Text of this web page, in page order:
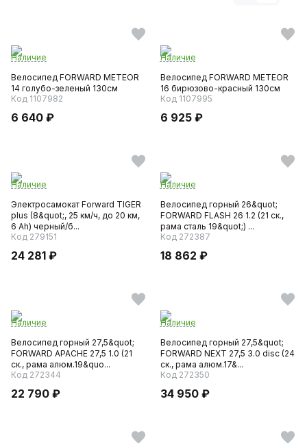
Наличие
Велосипед FORWARD METEOR
14 голубо-зеленый 130см
Код 1107982
6 640 ₽
Наличие
Велосипед FORWARD METEOR
16 бирюзово-красный 130см
Код 1107995
6 925 ₽
Наличие
Электросамокат Forward TIGER
plus (8&quot;, 25 км/ч, до 20 км,
6 Ah) черный/б...
Код 279151
24 281 ₽
Наличие
Велосипед горный 26&quot;
FORWARD FLASH 26 1.2 (21 ск.,
рама сталь 19&quot;) ...
Код 272387
18 862 ₽
Наличие
Велосипед горный 27,5&quot;
FORWARD APACHE 27,5 1.0 (21
ск., рама алюм.19&quo...
Код 272344
22 790 ₽
Наличие
Велосипед горный 27,5&quot;
FORWARD NEXT 27,5 3.0 disc (24
ск., рама алюм.17&...
Код 272350
34 950 ₽